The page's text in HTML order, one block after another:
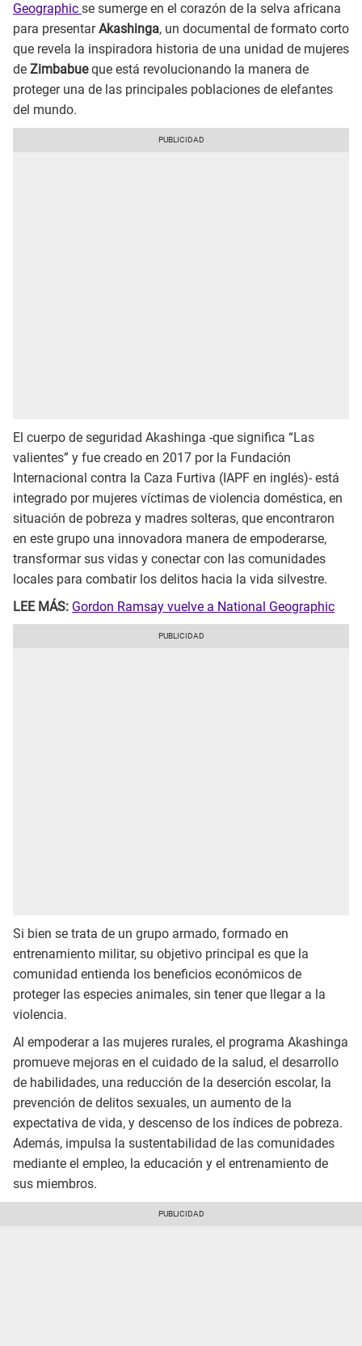
Geographic se sumerge en el corazón de la selva africana
para presentarAkashinga, un documental de formato corto
que revela la inspiradora historia de una unidad de mujeres
de Zimbabueque está revolucionando la manera de
proteger una de las principales poblaciones de elefantes
del mundo.
El cuerpo de seguridad Akashinga -que significa “Las
valientes” y fue creado en 2017 por la Fundación
Internacional contra la Caza Furtiva (IAPF en inglés)- está
integrado por mujeres víctimas de violencia doméstica, en
situación de pobreza y madres solteras, que encontraron
en este grupo una innovadora manera de empoderarse,
transformar sus vidas y conectar con las comunidades
locales para combatir los delitos hacia la vida silvestre.
LEE MÁS: Gordon Ramsay vuelve a National Geographic
Si bien se trata de un grupo armado, formado en
entrenamiento militar, su objetivo principal es que la
comunidad entienda los beneficios económicos de
proteger las especies animales, sin tener que llegar a la
violencia.
Al empoderar a las mujeres rurales, el programa Akashinga
promueve mejoras en el cuidado de la salud, el desarrollo
de habilidades, una reducción de la deserción escolar, la
prevención de delitos sexuales, un aumento de la
expectativa de vida, y descenso de los índices de pobreza.
Además, impulsa la sustentabilidad de las comunidades
mediante el empleo, la educación y el entrenamiento de
sus miembros.